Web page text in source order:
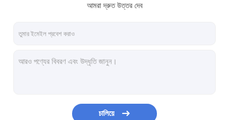
আমরা দ্রুত উত্তর দেব
চালিয়ে